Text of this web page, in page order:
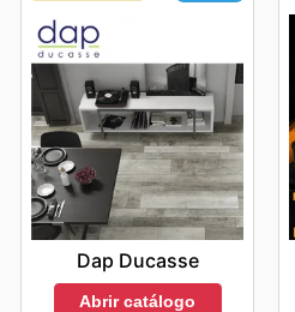
Dap Ducasse
Abrir catálogo